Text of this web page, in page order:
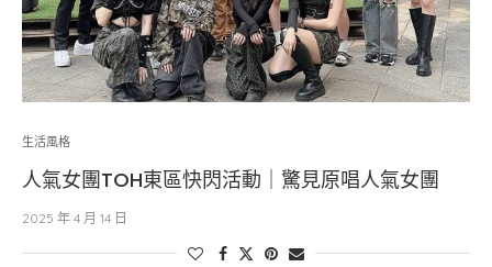
生活風格
人氣女團TOH東區快閃活動｜驚見原唱人氣女團
2025 年 4 月 14 日